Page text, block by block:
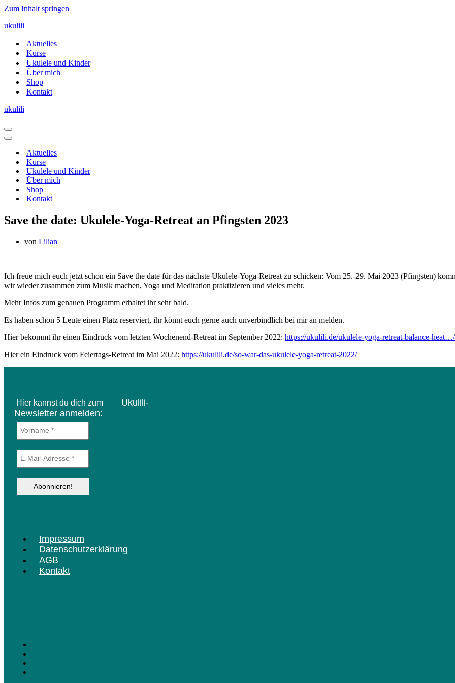
Zum Inhalt springen
ukulili
Aktuelles
Kurse
Ukulele und Kinder
Über mich
Shop
Kontakt
ukulili
Navigationsmenü
Navigationsmenü
Aktuelles
Kurse
Ukulele und Kinder
Über mich
Shop
Kontakt
Save the date: Ukulele-Yoga-Retreat an Pfingsten 2023
von Lilian
Ich freue mich euch jetzt schon ein Save the date für das nächste Ukulele-Yoga-Retreat zu schicken: Vom 25.-29. Mai 2023 (Pfingsten)
wir wieder zusammen zum Musik machen, Yoga und Meditation praktizieren und vieles mehr.
Mehr Infos zum genauen Programm erhaltet ihr sehr bald.
Es haben schon 5 Leute einen Platz reserviert, ihr könnt euch gerne auch unverbindlich bei mir an melden.
Hierbekommt ihr einen Eindruck vom letzten Wochenend-Retreat im September 2022: https://ukulili.de/ukulele-yoga-retreat-balance-heat…/
Hier ein Eindruck vom Feiertags-Retreat im Mai 2022: https://ukulili.de/so-war-das-ukulele-yoga-retreat-2022/
Hier kannst du dich zum Ukulili-
Newsletter anmelden:
Menü
Impressum
Datenschutzerklärung
AGB
Kontakt